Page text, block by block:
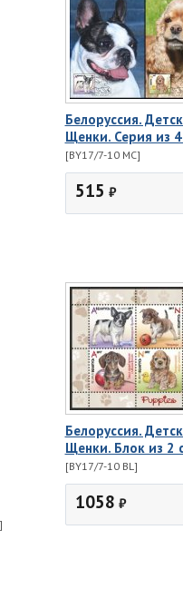
Белоруссия.
Щенки. Серия из
[BY17/7-10 MC]
515 ₽
Белоруссия.
Щенки. Блок из 2
[BY17/7-10 BL]
1058 ₽